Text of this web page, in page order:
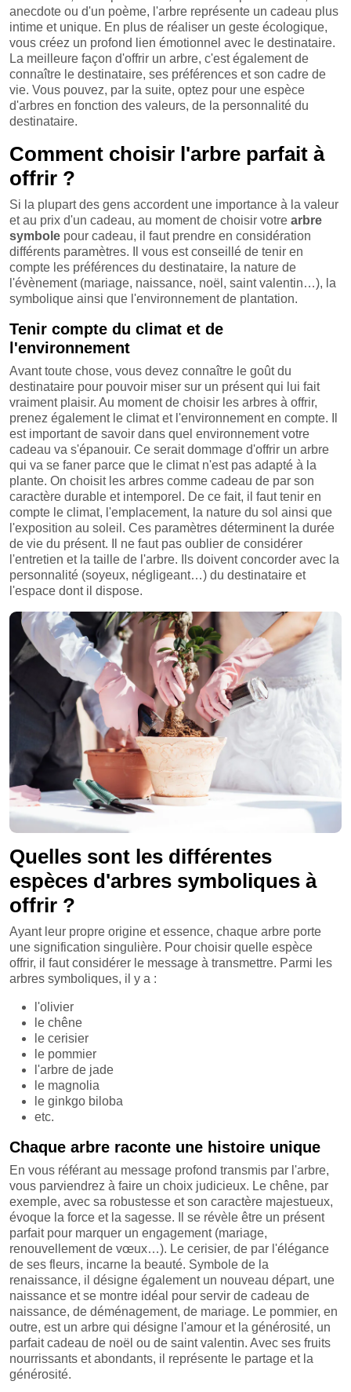
anecdote ou d'un poème, l'arbre représente un cadeau plus
intime et unique. En plus de réaliser un geste écologique,
vous créez un profond lien émotionnel avec le destinataire.
La meilleure façon d'offrir un arbre, c'est également de
connaître le destinataire, ses préférences et son cadre de
vie. Vous pouvez, par la suite, optez pour une espèce
d'arbres en fonction des valeurs, de la personnalité du
destinataire.
Comment choisir l'arbre parfait à
offrir ?
Si la plupart des gens accordent une importance à la valeur
et au prix d'un cadeau, au moment de choisir votre arbre
symbole pour cadeau, il faut prendre en considération
différents paramètres. Il vous est conseillé de tenir en
compte les préférences du destinataire, la nature de
l'évènement (mariage, naissance, noël, saint valentin…), la
symbolique ainsi que l'environnement de plantation.
Tenir compte du climat et de
l'environnement
Avant toute chose, vous devez connaître le goût du
destinataire pour pouvoir miser sur un présent qui lui fait
vraiment plaisir. Au moment de choisir les arbres à offrir,
prenez également le climat et l'environnement en compte. Il
est important de savoir dans quel environnement votre
cadeau va s'épanouir. Ce serait dommage d'offrir un arbre
qui va se faner parce que le climat n'est pas adapté à la
plante. On choisit les arbres comme cadeau de par son
caractère durable et intemporel. De ce fait, il faut tenir en
compte le climat, l'emplacement, la nature du sol ainsi que
l'exposition au soleil. Ces paramètres déterminent la durée
de vie du présent. Il ne faut pas oublier de considérer
l'entretien et la taille de l'arbre. Ils doivent concorder avec la
personnalité (soyeux, négligeant…) du destinataire et
l'espace dont il dispose.
Quelles sont les différentes
espèces d'arbres symboliques à
offrir ?
Ayant leur propre origine et essence, chaque arbre porte
une signification singulière. Pour choisir quelle espèce
offrir, il faut considérer le message à transmettre. Parmi les
arbres symboliques, il y a :
l'olivier
le chêne
le cerisier
le pommier
l'arbre de jade
le magnolia
le ginkgo biloba
etc.
Chaque arbre raconte une histoire unique
En vous référant au message profond transmis par l'arbre,
vous parviendrez à faire un choix judicieux. Le chêne, par
exemple, avec sa robustesse et son caractère majestueux,
évoque la force et la sagesse. Il se révèle être un présent
parfait pour marquer un engagement (mariage,
renouvellement de vœux…). Le cerisier, de par l'élégance
de ses fleurs, incarne la beauté. Symbole de la
renaissance, il désigne également un nouveau départ, une
naissance et se montre idéal pour servir de cadeau de
naissance, de déménagement, de mariage. Le pommier, en
outre, est un arbre qui désigne l'amour et la générosité, un
parfait cadeau de noël ou de saint valentin. Avec ses fruits
nourrissants et abondants, il représente le partage et la
générosité.